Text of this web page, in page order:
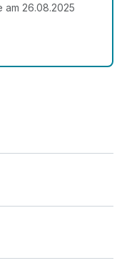
am 26.08.2025